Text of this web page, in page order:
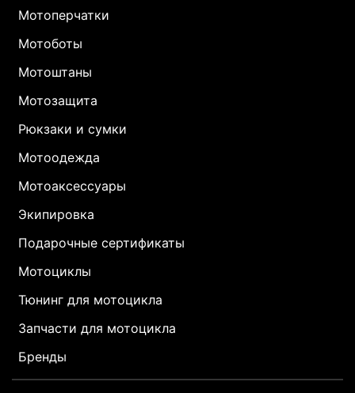
Мотоперчатки
Мотоботы
Мотоштаны
Мотозащита
Рюкзаки и сумки
Мотоодежда
Мотоаксессуары
Экипировка
Подарочные сертификаты
Мотоциклы
Тюнинг для мотоцикла
Запчасти для мотоцикла
Бренды